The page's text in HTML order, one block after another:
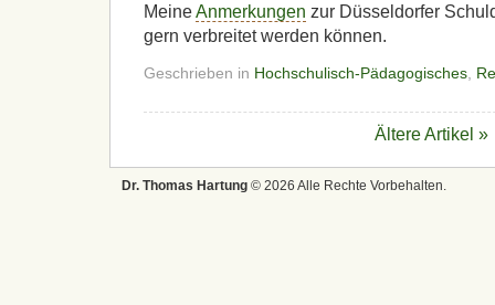
MeineAnmerkungen zur Düsseldorfer
gern verbreitet werden können.
Geschrieben in Hochschulisch-Pädagogisches
Ältere Artikel »
Dr. Thomas Hartung © 2026 Alle Rechte Vorbehalten.